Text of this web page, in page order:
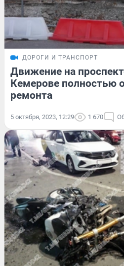
ДОРОГИ И ТРАНСПОРТ
Движение на
Кемерове полностью
ремонта
5 октября, 2023, 12:29 1 670